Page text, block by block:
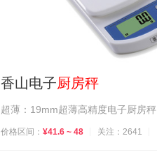
香山电子厨房秤
超薄：19mm超薄高精度电子厨房秤
价格区间： ¥41.6 ~ 48 关注：2641